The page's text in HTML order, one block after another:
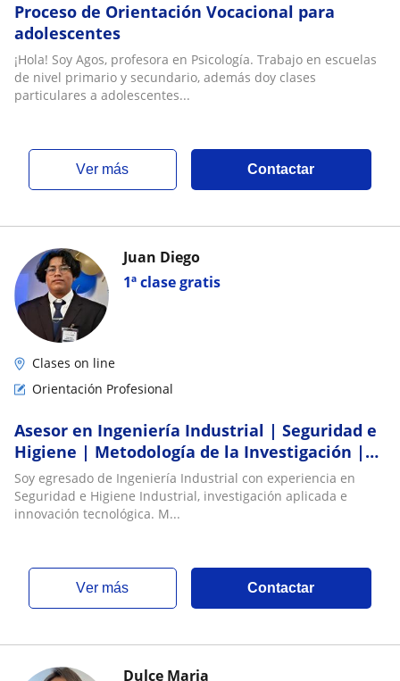
Proceso de Orientación Vocacional para
adolescentes
¡Hola! Soy Agos, profesora en Psicología. Trabajo en escuelas
de nivel primario y secundario, además doy clases
particulares a adolescentes...
ver más Contactar
1ª clase gratis
Juan Diego
Clases on line
Orientación Profesional
Asesor en Ingeniería Industrial | Seguridad e
Higiene | Metodología de la Investigación |
Proyectos de Titulación
Soy egresado de Ingeniería Industrial con experiencia en
Seguridad e Higiene Industrial, investigación aplicada e
innovación tecnológica. M...
ver más Contactar
Dulce Maria